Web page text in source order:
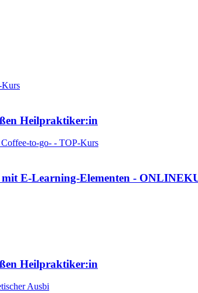
Heilpraktiker:in
E-Learning-Elementen -
Heilpraktiker:in